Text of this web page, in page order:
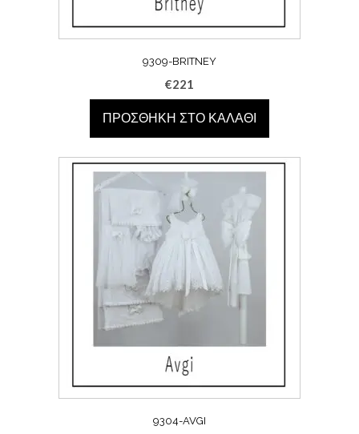
9309-BRITNEY
€221
ΠΡΟΣΘΉΚΗ ΣΤΟ ΚΑΛΆΘΙ
9304-AVGI